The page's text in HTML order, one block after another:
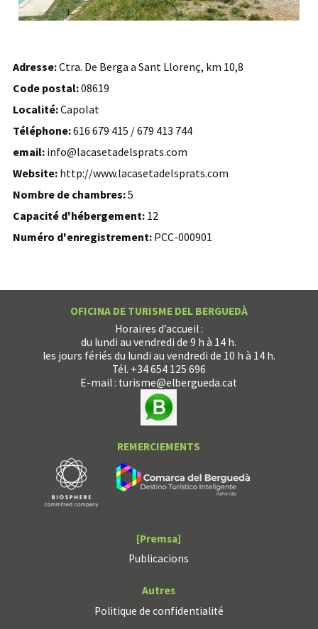
Adresse:Ctra. De Berga a Sant Llorenç, km 10,8
Code postal:08619
Localité:Capolat
Téléphone:616 679 415 / 679 413 744
email: info@lacasetadelsprats.com
Website: http://www.lacasetadelsprats.com
Nombre de chambres:5
Capacité d'hébergement: 12
Numéro d'enregistrement: PCC-000901
OFICINA DE TURISME DEL BERGUEDÀ
Horaires d’accueil :
du lundi au vendredi de 9 h à 14 h.
les jours fériés du lundi au vendredi de 10 h à 14 h.
Tél. +34 654 125 696
E-mail : turisme@elbergueda.cat
REMERCIEMENTS
[Premsa]
Publicacions
Autres
Politique de confidentialité